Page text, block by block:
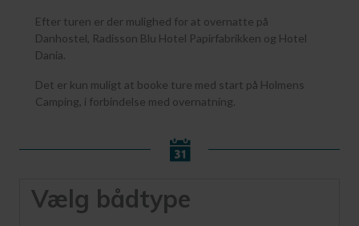
Efter turen er der mulighed for at overnatte på
Danhostel, Radisson Blu Hotel Papirfabrikken og Hotel
Dania.
Det er kun muligt at booke ture med start på Holmens
Camping, i forbindelse med overnatning.
Vælg bådtype